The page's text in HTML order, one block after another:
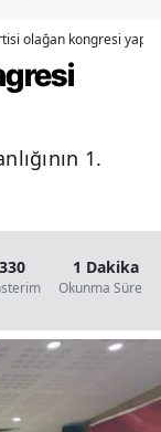
olağan kongresi
1.
330 1 Dakika
Okunma Süresi